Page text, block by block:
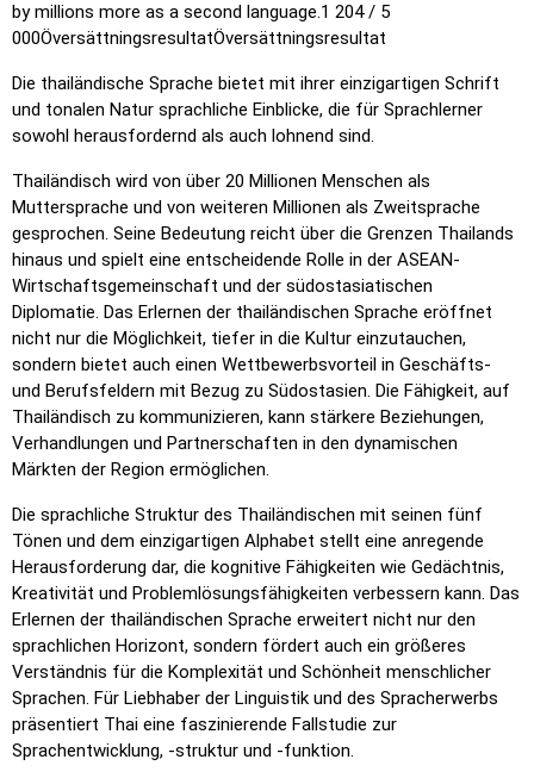
by millions more as a second language.​1 204 / 5
000ÖversättningsresultatÖversättningsresultat
Die thailändische Sprache bietet mit ihrer einzigartigen Schrift
und tonalen Natur sprachliche Einblicke, die für Sprachlerner
sowohl herausfordernd als auch lohnend sind.
Thailändisch wird von über 20 Millionen Menschen als
Muttersprache und von weiteren Millionen als Zweitsprache
gesprochen. Seine Bedeutung reicht über die Grenzen Thailands
hinaus und spielt eine entscheidende Rolle in der ASEAN-
Wirtschaftsgemeinschaft und der südostasiatischen
Diplomatie. Das Erlernen der thailändischen Sprache eröffnet
nicht nur die Möglichkeit, tiefer in die Kultur einzutauchen,
sondern bietet auch einen Wettbewerbsvorteil in Geschäfts-
und Berufsfeldern mit Bezug zu Südostasien. Die Fähigkeit, auf
Thailändisch zu kommunizieren, kann stärkere Beziehungen,
Verhandlungen und Partnerschaften in den dynamischen
Märkten der Region ermöglichen.
Die sprachliche Struktur des Thailändischen mit seinen fünf
Tönen und dem einzigartigen Alphabet stellt eine anregende
Herausforderung dar, die kognitive Fähigkeiten wie Gedächtnis,
Kreativität und Problemlösungsfähigkeiten verbessern kann. Das
Erlernen der thailändischen Sprache erweitert nicht nur den
sprachlichen Horizont, sondern fördert auch ein größeres
Verständnis für die Komplexität und Schönheit menschlicher
Sprachen. Für Liebhaber der Linguistik und des Spracherwerbs
präsentiert Thai eine faszinierende Fallstudie zur
Sprachentwicklung, -struktur und -funktion.